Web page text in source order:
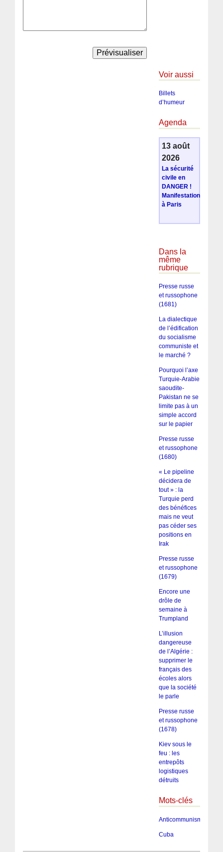
Voir aussi
Billets
d’humeur
Agenda
13 août
2026
La sécurité
civile en
DANGER !
Manifestation
à Paris
Dans la
même
rubrique
Presse russe
et russophone
(1681)
La dialectique
de l’édification
du socialisme
communiste et
le marché ?
Pourquoi l’axe
Turquie-Arabie
saoudite-
Pakistan ne se
limite pas à un
simple accord
sur le papier
Presse russe
et russophone
(1680)
« Le pipeline
décidera de
tout » : la
Turquie perd
des bénéfices
mais ne veut
pas céder ses
positions en
Irak
Presse russe
et russophone
(1679)
Encore une
drôle de
semaine à
Trumpland
L’illusion
dangereuse
de l’Algérie :
supprimer le
français des
écoles alors
que la société
le parle
Presse russe
et russophone
(1678)
Kiev sous le
feu : les
entrepôts
logistiques
détruits
Mots-clés
Anticommunisme
Cuba